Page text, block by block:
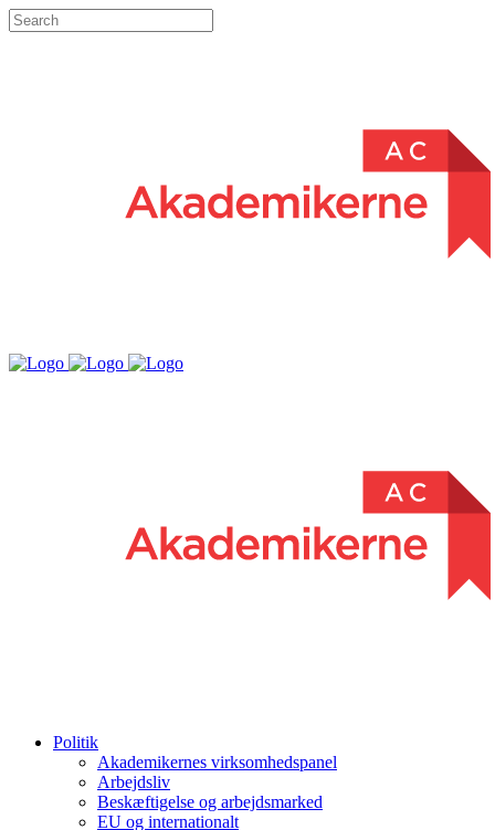
Politik
Akademikernes virksomhedspanel
Arbejdsliv
Beskæftigelse og arbejdsmarked
EU og internationalt